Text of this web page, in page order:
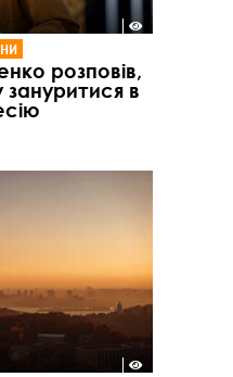
розповів,
в